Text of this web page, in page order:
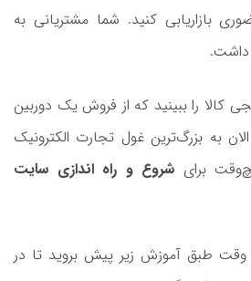
بازاریابی کنید. شما مشتریانی به
داشت.
را ببینید که از فروش یک دوربین
به بزرگ‌ترین غول تجارت الکترونیک
برای شروع و راه اندازی سایت
طبق آموزش زیر پیش بروید تا در